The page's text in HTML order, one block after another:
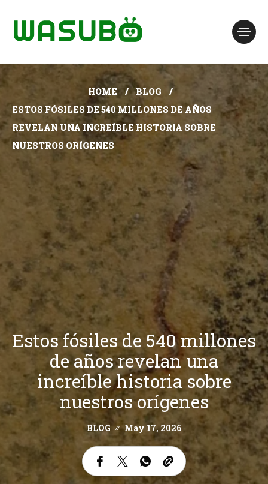
HOME
BLOG
ESTOS FÓSILES DE 540 MILLONES DE AÑOS
REVELAN UNA INCREÍBLE HISTORIA SOBRE
NUESTROS ORÍGENES
Estos fósiles de 540 millones
de años revelan una
increíble historia sobre
nuestros orígenes
BLOG May 17, 2026